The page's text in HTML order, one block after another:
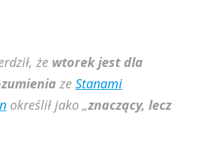
że wtorek jest dla
ze Stanami
określił jako „znaczący, lecz